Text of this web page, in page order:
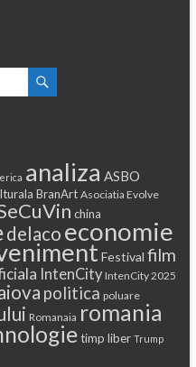
analiza ASBO
BranArt Asociatia Evolve
china
delaco economie
Festival film
IntenCity IntenCity 2025
politica poluare
Romanaia romania
timp liber Trump